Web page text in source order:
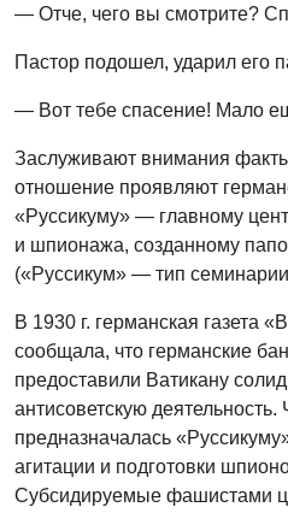
— Отче, чего вы смотрите?
Пастор подошел, ударил его
— Вот тебе спасение! Мало
Заслуживают внимания
отношение проявляют
«Руссикуму» — главному
и шпионажа, созданному
(«Руссикум» — тип
В 1930 г. германская газета
сообщала, что германские
предоставили Ватикану
антисоветскую деятельность.
предназначалась
агитации и подготовки
Субсидируемые фашистами